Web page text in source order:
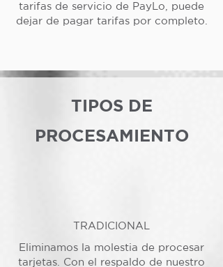
tarifas de servicio de PayLo, puede
dejar de pagar tarifas por completo.
TIPOS DE
PROCESAMIENTO
TRADICIONAL
Eliminamos la molestia de procesar
tarjetas. Con el respaldo de nuestro